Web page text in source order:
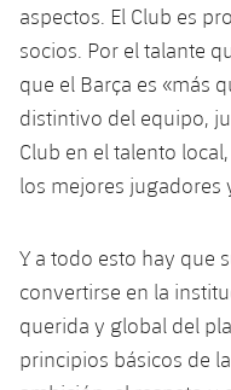
aspectos. El Club es
socios. Por el talante
que el Barça es «más
distintivo del equipo,
Club en el talento
los mejores jugadores
Y a todo esto hay que
convertirse en la
querida y global del
principios básicos de